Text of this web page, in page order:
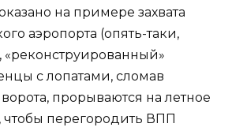
на примере захвата
аэропорта (опять-таки,
«реконструированный»
с лопатами, сломав
прорываются на летное
чтобы перегородить ВПП